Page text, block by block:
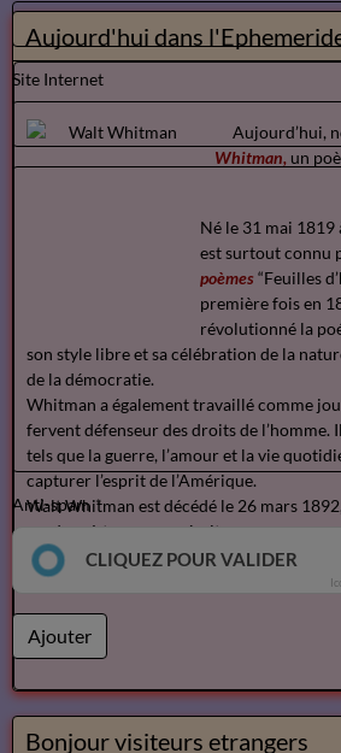
Site Internet
Anti-spam
CLIQUEZ POUR VALIDER
Ajouter
Aujourd'hui dans
Aujourd’hui,
Whitman, un
Né le 31 mai
est surtout connu
poèmes “Feuilles
première fois en
révolutionné la
son style libre et sa célébration de la
de la démocratie.
Whitman a également travaillé comme
fervent défenseur des droits de l’homme.
tels que la guerre, l’amour et la vie
capturer l’esprit de l’Amérique.
Walt Whitman est décédé le 26 mars
perdure à travers ses écrits,
Bonjour visiteurs etrangers